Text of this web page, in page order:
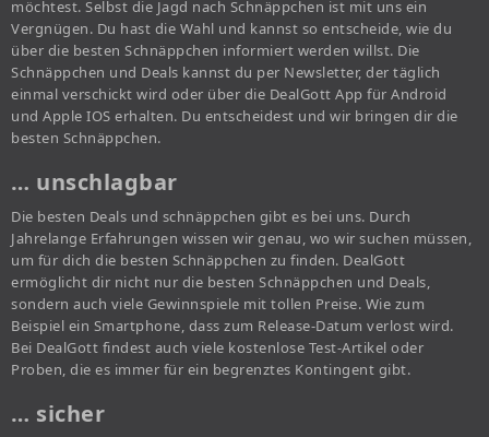
möchtest. Selbst die Jagd nach Schnäppchen ist mit uns ein
Vergnügen. Du hast die Wahl und kannst so entscheide, wie du
über die besten Schnäppchen informiert werden willst. Die
Schnäppchen und Deals kannst du per Newsletter, der täglich
einmal verschickt wird oder über die DealGott App für Android
und Apple IOS erhalten. Du entscheidest und wir bringen dir die
besten Schnäppchen.
… unschlagbar
Die besten Deals und schnäppchen gibt es bei uns. Durch
Jahrelange Erfahrungen wissen wir genau, wo wir suchen müssen,
um für dich die besten Schnäppchen zu finden. DealGott
ermöglicht dir nicht nur die besten Schnäppchen und Deals,
sondern auch viele Gewinnspiele mit tollen Preise. Wie zum
Beispiel ein Smartphone, dass zum Release-Datum verlost wird.
Bei DealGott findest auch viele kostenlose Test-Artikel oder
Proben, die es immer für ein begrenztes Kontingent gibt.
… sicher